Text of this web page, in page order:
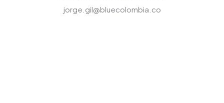
jorge.gil@bluecolombia.co